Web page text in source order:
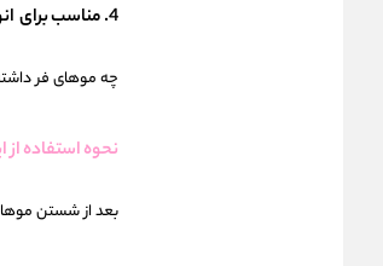
4. مناسب برای انواع مو
چه موهای فر
نحوه استفاده
بعد از شستن